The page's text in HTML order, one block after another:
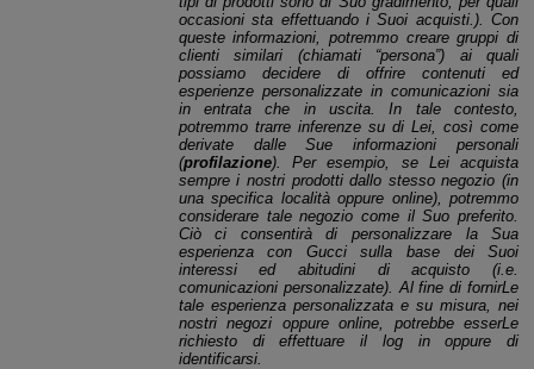
occasioni sta effettuando i Suoi acquisti.). Con
queste informazioni, potremmo creare gruppi di
clienti similari (chiamati “persona”) ai quali
possiamo decidere di offrire contenuti ed
esperienze personalizzate in comunicazioni sia
in entrata che in uscita. In tale contesto,
potremmo trarre inferenze su di Lei, così come
derivate dalle Sue informazioni personali
(profilazione). Per esempio, se Lei acquista
sempre i nostri prodotti dallo stesso negozio (in
una specifica località oppure online), potremmo
considerare tale negozio come il Suo preferito.
Ciò ci consentirà di personalizzare la Sua
esperienza con Gucci sulla base dei Suoi
interessi ed abitudini di acquisto (i.e.
comunicazioni personalizzate). Al fine di fornirLe
tale esperienza personalizzata e su misura, nei
nostri negozi oppure online, potrebbe esserLe
richiesto di effettuare il log in oppure di
identificarsi.